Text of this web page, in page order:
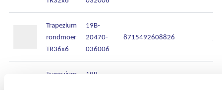
Trapezium
rondmoer
TR36x6
19B-
20470-
036006
8715492608826
Trapezium
19B-